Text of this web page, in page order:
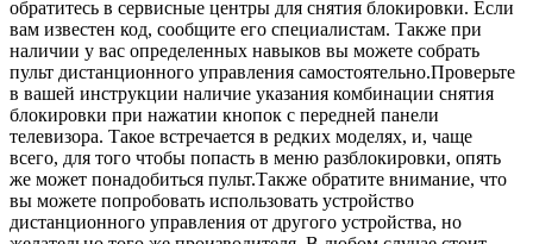
обратитесь в сервисные центры для снятия блокировки. Если
вам известен код, сообщите его специалистам. Также при
наличии у вас определенных навыков вы можете собрать
пульт дистанционного управления самостоятельно.Проверьте
в вашей инструкции наличие указания комбинации снятия
блокировки при нажатии кнопок с передней панели
телевизора. Такое встречается в редких моделях, и, чаще
всего, для того чтобы попасть в меню разблокировки, опять
же может понадобиться пульт.Также обратите внимание, что
вы можете попробовать использовать устройство
дистанционного управления от другого устройства, но